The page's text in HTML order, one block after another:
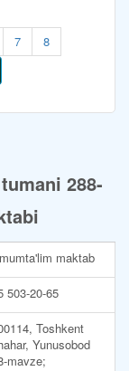
7
8
288-
maktab
503-20-65
Toshkent
Yunusobod
mavze;